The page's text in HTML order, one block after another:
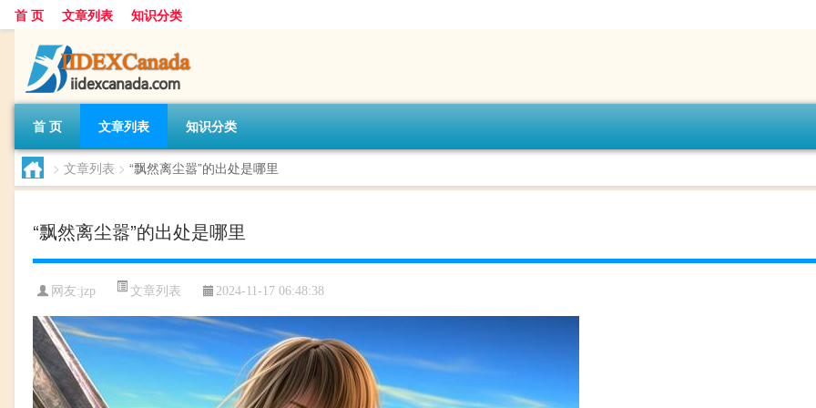
首 页 文章列表 知识分类
首 页 文章列表 知识分类
> 文章列表 > “飘然离尘嚣”的出处是哪里
“飘然离尘嚣”的出处是哪里
网友:jzp 文章列表 2024-11-17 06:48:38